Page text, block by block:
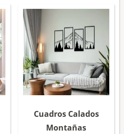
Cuadros Calados
Montañas